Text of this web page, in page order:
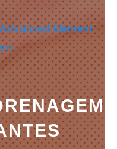
Advanced Element